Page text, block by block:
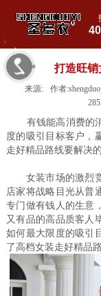
打造旺销
来源: 作者:
有钱能高消费的消
度的吸引目标客户，
走好精品路线要解决
女装市场的激烈竞
店家将战略目光从普
专门做有钱人的生意
又有品的高品质客人
如何最大限度的吸引
了高档女装走好精品